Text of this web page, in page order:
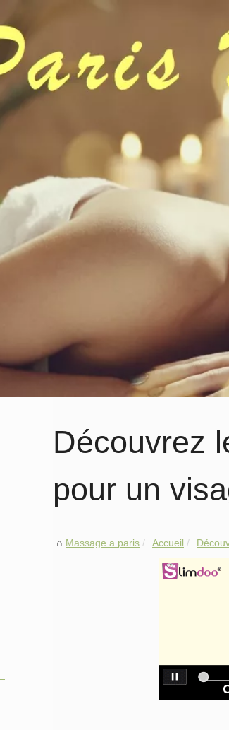
Découvrez
pour un
Massage a paris Accueil